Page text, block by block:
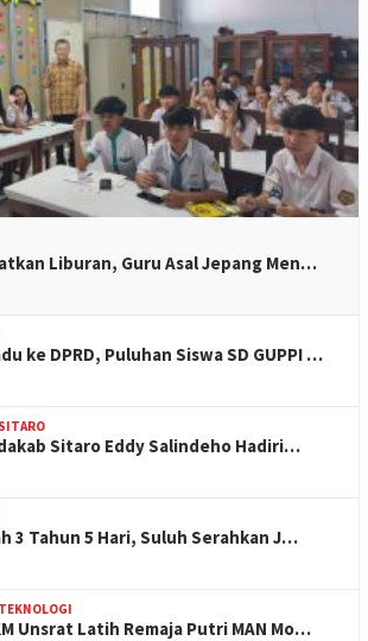
Liburan, Guru Asal Jepang Men…
ke DPRD, Puluhan Siswa SD GUPPI …
SITARO
Sitaro Eddy Salindeho Hadiri…
3 Tahun 5 Hari, Suluh Serahkan J…
TEKNOLOGI
Unsrat Latih Remaja Putri MAN Mo…